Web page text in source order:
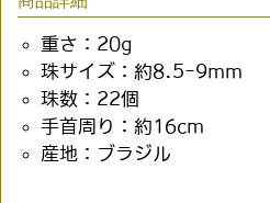
重さ：20g
珠サイズ：約8.5-9mm
珠数：22個
手首周り：約16cm
産地：ブラジル